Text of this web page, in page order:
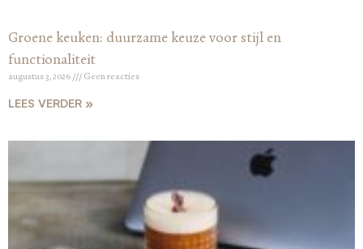
Groene keuken: duurzame keuze voor stijl en
functionaliteit
augustus 3, 2026 Geen reacties
LEES VERDER »